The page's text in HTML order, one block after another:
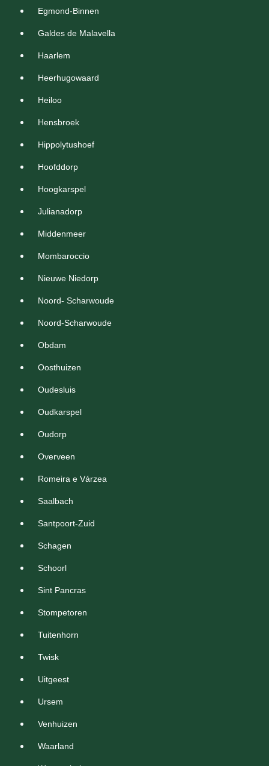
Egmond-Binnen
Galdes de Malavella
Haarlem
Heerhugowaard
Heiloo
Hensbroek
Hippolytushoef
Hoofddorp
Hoogkarspel
Julianadorp
Middenmeer
Mombaroccio
Nieuwe Niedorp
Noord- Scharwoude
Noord-Scharwoude
Obdam
Oosthuizen
Oudesluis
Oudkarspel
Oudorp
Overveen
Romeira e Várzea
Saalbach
Santpoort-Zuid
Schagen
Schoorl
Sint Pancras
Stompetoren
Tuitenhorn
Twisk
Uitgeest
Ursem
Venhuizen
Waarland